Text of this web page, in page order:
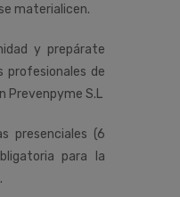
materialicen.
y prepárate
profesionales de
Prevenpyme S.L
presenciales (6
para la